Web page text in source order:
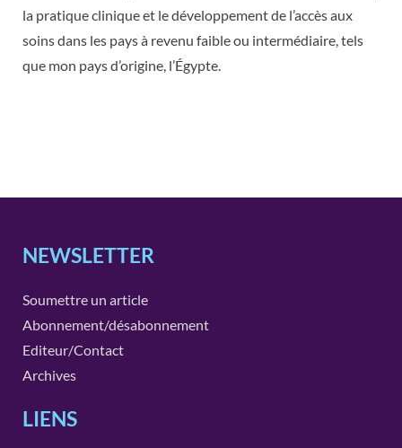
la pratique clinique et le développement de l’accès aux
soins dans les pays à revenu faible ou intermédiaire, tels
que mon pays d’origine, l’Égypte.
NEWSLETTER
Soumettre un article
Abonnement/désabonnement
Editeur/Contact
Archives
LIENS